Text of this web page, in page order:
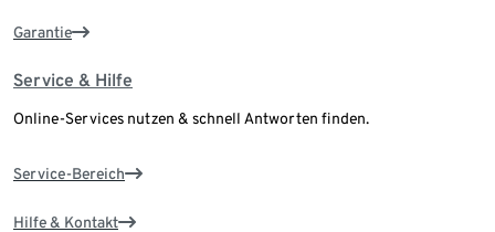
Garantie
Service & Hilfe
Online-Services nutzen & schnell Antworten finden.
Service-Bereich
Hilfe & Kontakt